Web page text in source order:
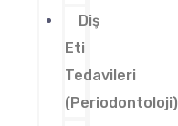
Diş
Eti
Tedavileri
(Periodontoloji)